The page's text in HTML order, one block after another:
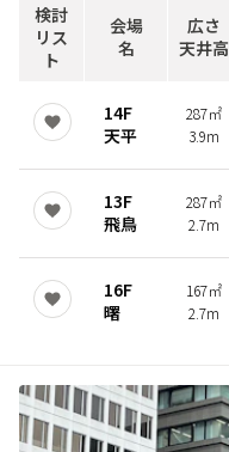
検討
リス
ト
会場
名
広さ
天井高
14F
天平
287㎡
3.9m
13F
飛鳥
287㎡
2.7m
16F
曙
167㎡
2.7m